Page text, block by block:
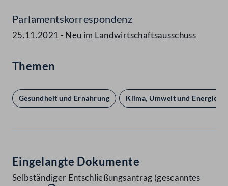
Parlamentskorrespondenz
25.11.2021 - Neu im Landwirtschaftsausschuss
Themen
Gesundheit und Ernährung Klima, Umwelt und Energie
Eingelangte Dokumente
Selbständiger Entschließungsantrag (gescanntes